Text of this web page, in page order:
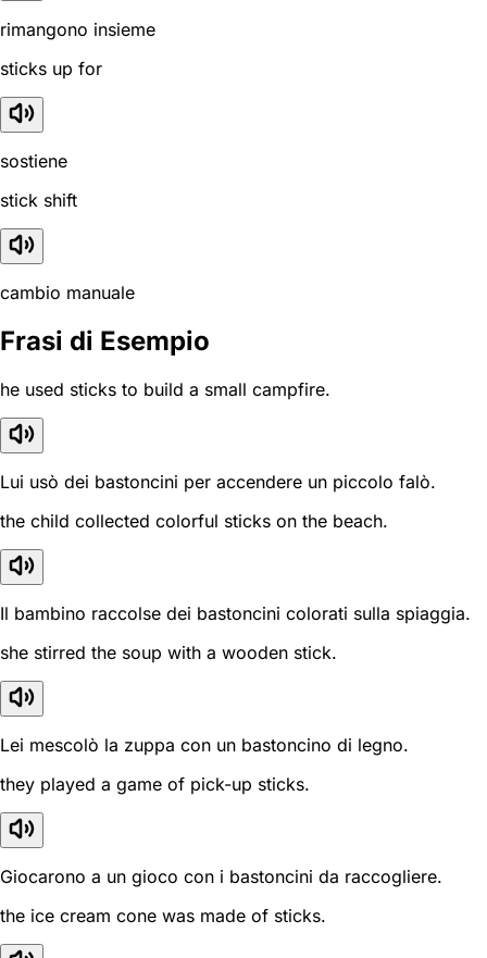
rimangono insieme
sticks up for
sostiene
stick shift
cambio manuale
Frasi di Esempio
he used sticks to build a small campfire.
Lui usò dei bastoncini per accendere un piccolo falò.
the child collected colorful sticks on the beach.
Il bambino raccolse dei bastoncini colorati sulla spiaggia.
she stirred the soup with a wooden stick.
Lei mescolò la zuppa con un bastoncino di legno.
they played a game of pick-up sticks.
Giocarono a un gioco con i bastoncini da raccogliere.
the ice cream cone was made of sticks.